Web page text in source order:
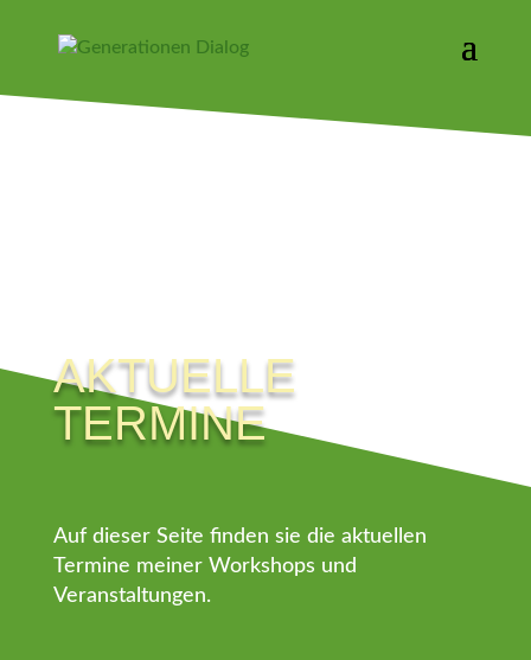
AKTUELLE
TERMINE
Auf dieser Seite finden sie die aktuellen
Termine meiner Workshops und
Veranstaltungen.